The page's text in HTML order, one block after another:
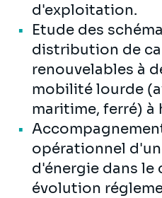
d'exploitation.
Etude des
distribution de
renouvelables à
mobilité lourde
maritime, ferré) à
opérationnel
d'énergie dans le
évolution